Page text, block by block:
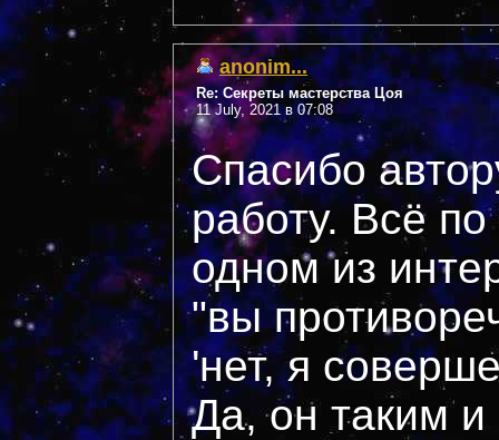
anonim...
Re: Секреты мастерства Цоя
11 July, 2021 в 07:08
Спасибо
работу. Всё
одном из
"вы
'нет, я
Да, он таким